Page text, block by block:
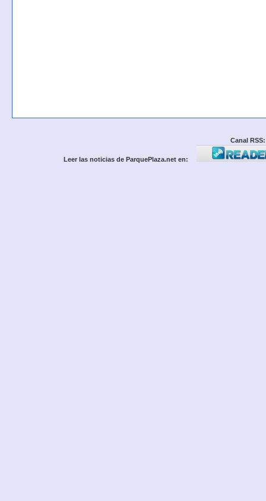
Canal RSS:
Leer las noticias de ParquePlaza.net en: